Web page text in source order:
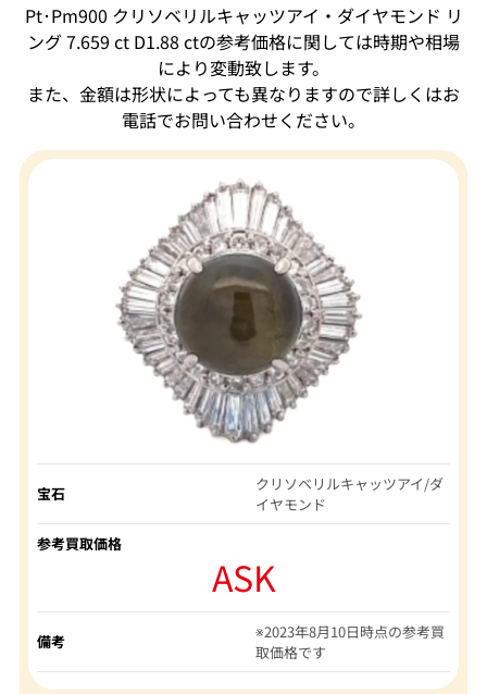
Pt･Pm900 クリソベリルキャッツアイ・ダイヤモンド リ
ング 7.659 ct D1.88 ctの参考価格に関しては時期や相場
により変動致します。
また、金額は形状によっても異なりますので詳しくはお
電話でお問い合わせください。
宝石
クリソベリルキャッツアイ/ダ
イヤモンド
参考買取価格
ASK
備考
※2023年8月10日時点の参考買
取価格です